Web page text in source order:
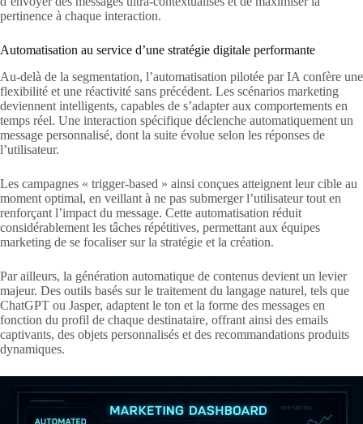
pertinence à chaque interaction.
Automatisation au service d’une stratégie digitale performante
Au-delà de la segmentation, l’automatisation pilotée par IA confère une
flexibilité et une réactivité sans précédent. Les scénarios marketing
deviennent intelligents, capables de s’adapter aux comportements en
temps réel. Une interaction spécifique déclenche automatiquement un
message personnalisé, dont la suite évolue selon les réponses de
l’utilisateur.
Les campagnes « trigger-based » ainsi conçues atteignent leur cible au
moment optimal, en veillant à ne pas submerger l’utilisateur tout en
renforçant l’impact du message. Cette automatisation réduit
considérablement les tâches répétitives, permettant aux équipes
marketing de se focaliser sur la stratégie et la création.
Par ailleurs, la génération automatique de contenus devient un levier
majeur. Des outils basés sur le traitement du langage naturel, tels que
ChatGPT ou Jasper, adaptent le ton et la forme des messages en
fonction du profil de chaque destinataire, offrant ainsi des emails
captivants, des objets personnalisés et des recommandations produits
dynamiques.